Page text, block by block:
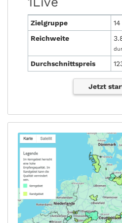
Zielgruppe
Reichweite
Durchschnittspreis
Jetzt